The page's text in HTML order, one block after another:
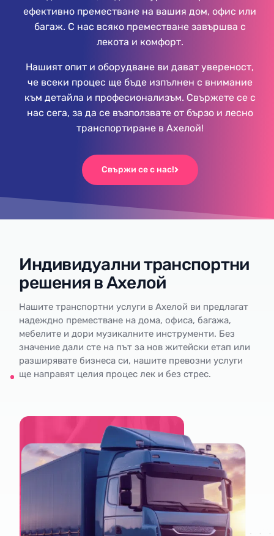
ефективно преместване на вашия дом, офис или
багаж. С нас всяко преместване завършва с
лекота и комфорт.
Нашият опит и оборудване ви дават увереност,
че всеки процес ще бъде изпълнен с внимание
към детайла и професионализъм. Свържете се с
нас сега, за да се възползвате от бързо и лесно
транспортиране в Ахелой!
Свържи се с нас!
Индивидуални транспортни
решения в Ахелой
Нашите транспортни услуги в Ахелой ви предлагат
надеждно преместване на дома, офиса, багажа,
мебелите и дори музикалните инструменти. Без
значение дали сте на път за нов житейски етап или
разширявате бизнеса си, нашите превозни услуги
ще направят целия процес лек и без стрес.